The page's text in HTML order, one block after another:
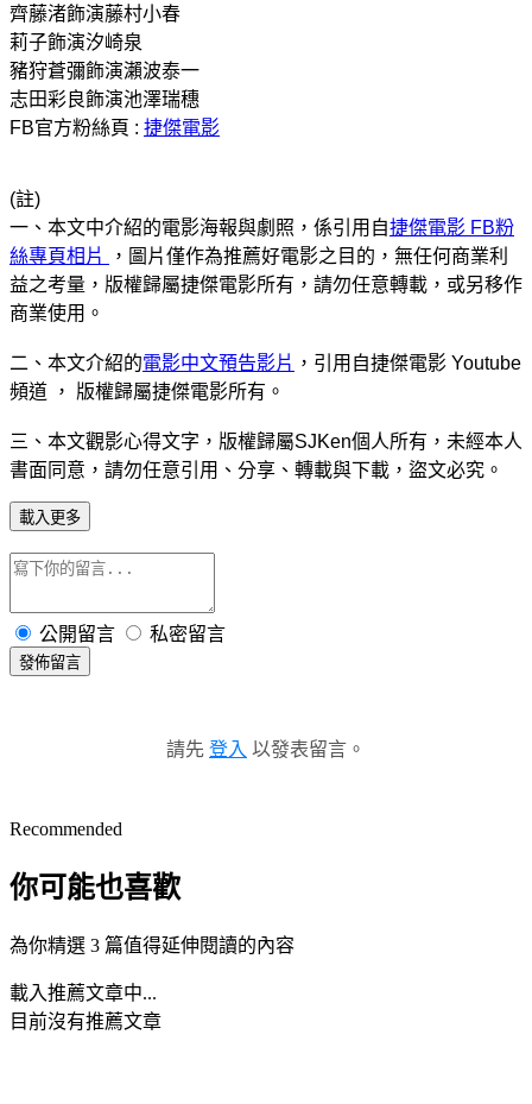
齊藤渚飾演藤村小春
莉子飾演汐崎泉
豬狩蒼彌飾演瀨波泰一
志田彩良飾演池澤瑞穗
FB官方粉絲頁 : 捷傑電影
(註)
一、本文中介紹的電影海報與劇照，係引用自捷傑電影 FB粉
絲專頁相片
，圖片僅作為推薦好電影之目的，無任何商業利
益之考量，版權歸屬捷傑電影所有，請勿任意轉載，或另移作
商業使用。
二、本文介紹的電影中文預告影片 ，引用自捷傑電影 Youtube
頻道 ， 版權歸屬捷傑電影所有。
三、本文觀影心得文字，版權歸屬SJKen個人所有，未經本人
書面同意，請勿任意引用、分享、轉載與下載，盜文必究。
載入更多
公開留言 私密留言
發佈留言
請先 登入 以發表留言。
Recommended
你可能也喜歡
為你精選 3 篇值得延伸閱讀的內容
載入推薦文章中...
目前沒有推薦文章